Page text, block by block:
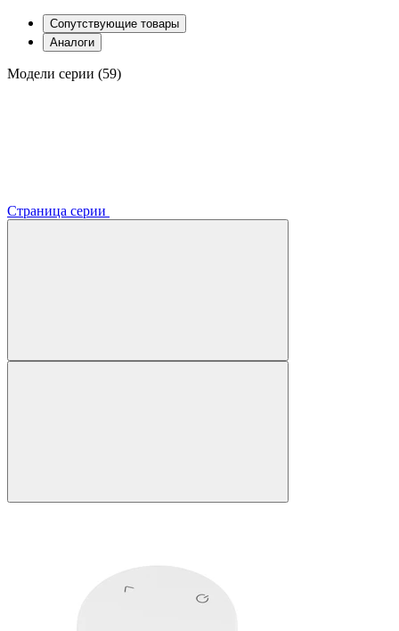
Сопутствующие товары
Аналоги
Модели серии (59)
Страница серии